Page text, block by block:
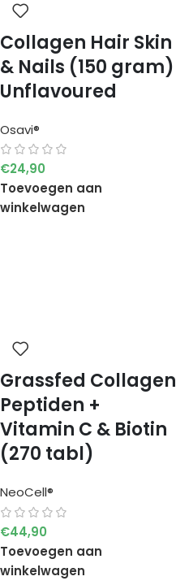
Collagen Hair Skin
& Nails (150 gram)
Unflavoured
Osavi®
€24,90
Toevoegen aan
winkelwagen
Grassfed Collagen
Peptiden +
Vitamin C & Biotin
(270 tabl)
NeoCell®
€44,90
Toevoegen aan
winkelwagen